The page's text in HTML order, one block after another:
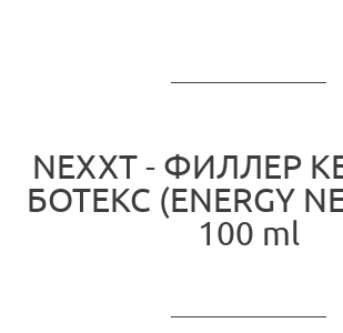
NEXXT - ФИЛЛЕР
БОТЕКС (ENERGY
100 ml